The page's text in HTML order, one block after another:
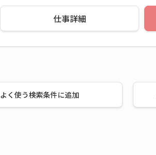
仕事詳細
よく使う検索条件に追加